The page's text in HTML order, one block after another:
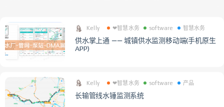
Kelly ❤智慧水务 software 智慧水务
供水掌上通 —— 城镇供水监测移动端(手机原生
APP)
Kelly ❤智慧水务 software 产品
长输管线水锤监测系统